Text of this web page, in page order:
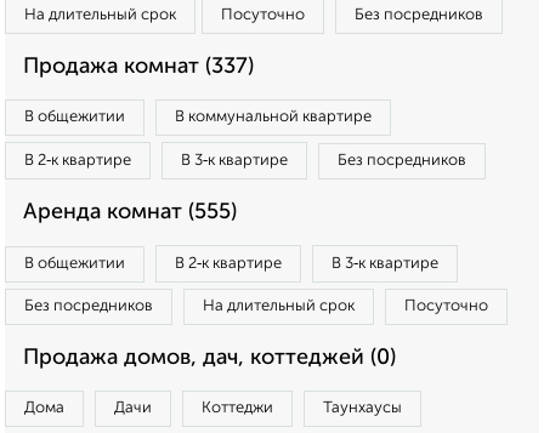
На длительный срок Посуточно Без посредников
Продажа комнат (337)
В общежитии В коммунальной квартире
В 2‑к квартире В 3‑к квартире Без посредников
Аренда комнат (555)
В общежитии В 2‑к квартире В 3‑к квартире
Без посредников На длительный срок Посуточно
Продажа домов, дач, коттеджей (0)
Дома Дачи Коттеджи Таунхаусы